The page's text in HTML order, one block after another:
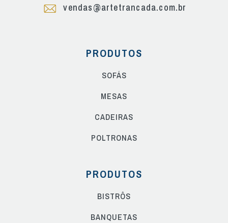
vendas@artetrancada.com.br
PRODUTOS
SOFÁS
MESAS
CADEIRAS
POLTRONAS
PRODUTOS
BISTRÔS
BANQUETAS